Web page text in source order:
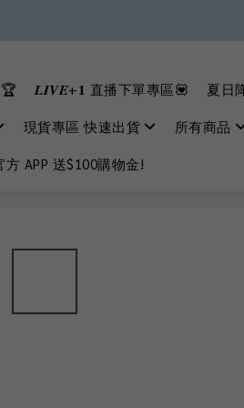
𝑳𝑰𝑽𝑬+𝟏 直播下單專區💟 夏日
現貨專區 快速出貨 所有商品
方 APP 送$100購物金!